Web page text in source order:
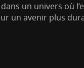
un univers où
un avenir plus